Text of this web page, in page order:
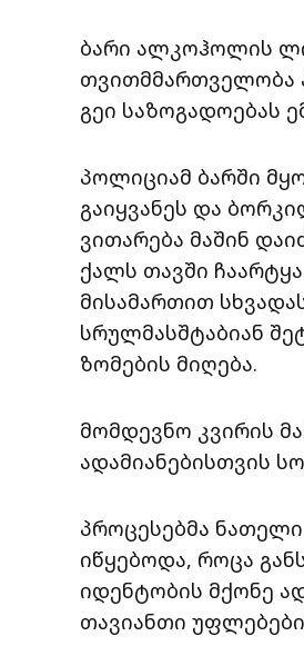
ბარი ალკოჰოლის
თვითმმართველობა
გეი საზოგადოებას
პოლიციამ ბარში
გაიყვანეს და
ვითარება მაშინ
ქალს თავში
მისამართით
სრულმასშტაბიან
ზომების მიღება.
მომდევნო კვირის
ადამიანებისთვის
პროცესებმა
იწყებოდა, როცა
იდენტობის მქონე
თავიანთი